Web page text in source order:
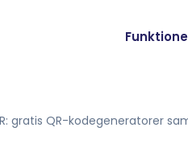
gratis QR-kodegeneratorer